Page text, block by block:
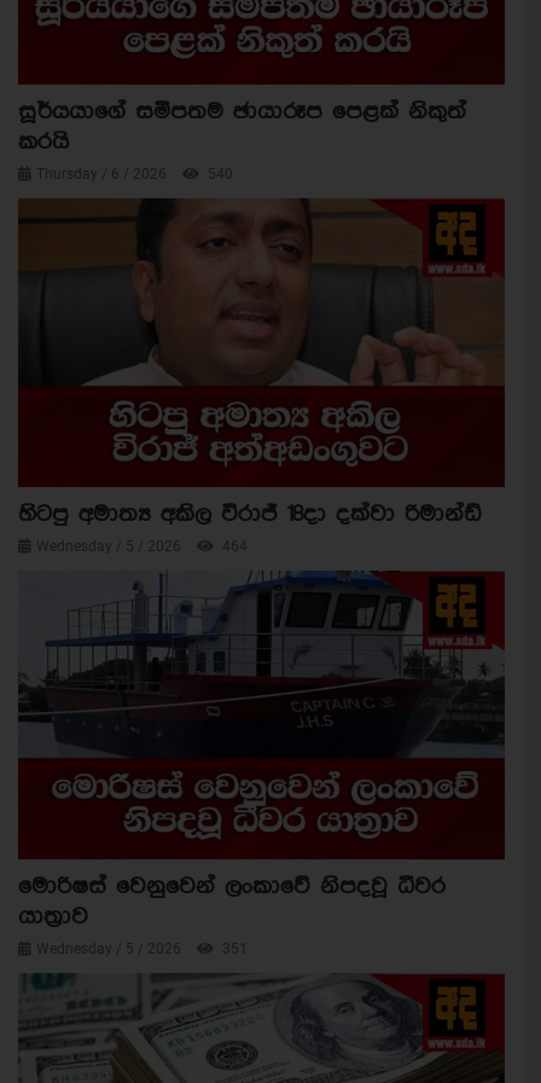
සූර්යයාගේ සමීපතම ඡායාරූප පෙළක් නිකුත්
කරයි
Thursday / 6 / 2026 540
හිටපු අමාත්‍ය අකිල විරාජ් 18දා දක්වා රිමාන්ඩ්
Wednesday / 5 / 2026 464
මොරිෂස් වෙනුවෙන් ලංකාවේ නිපදවූ ධීවර
යාත්‍රාව
Wednesday / 5 / 2026 351